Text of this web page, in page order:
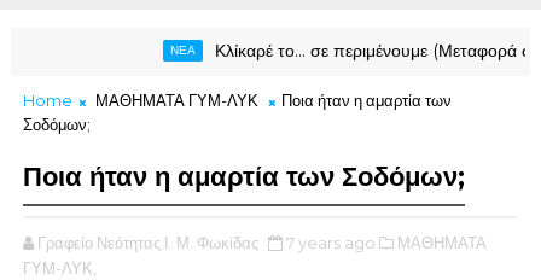
Κλίκαρέ το… σε περιμένουμε (Μεταφορά σε νέο
Home ΜΑΘΗΜΑΤΑ ΓΥΜ-ΛΥΚ
Ποια ήταν η αμαρτία των
Σοδόμων;
Ποια ήταν η αμαρτία των Σοδόμων;
Γραφείο Νεότητας Ι. Μ. Φωκίδας 7 years ago
ΜΑΘΗΜΑΤΑ
ΓΥΜ-ΛΥΚ,